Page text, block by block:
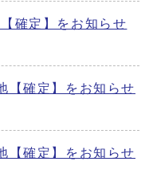
確定】をお知らせ
【確定】をお知らせ
【確定】をお知らせ